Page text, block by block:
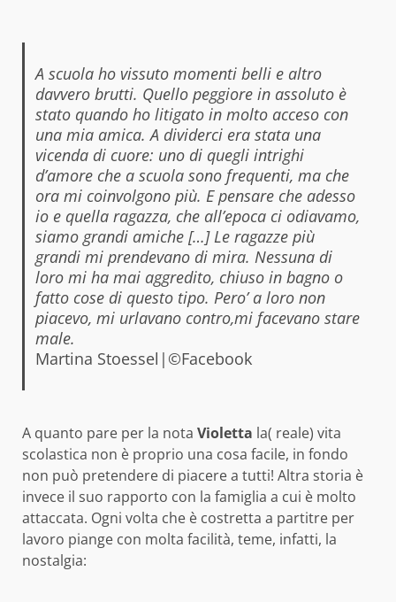
A scuola ho vissuto momenti belli e altro
davvero brutti. Quello peggiore in assoluto è
stato quando ho litigato in molto acceso con
una mia amica. A dividerci era stata una
vicenda di cuore: uno di quegli intrighi
d’amore che a scuola sono frequenti, ma che
ora mi coinvolgono più. E pensare che adesso
io e quella ragazza, che all’epoca ci odiavamo,
siamo grandi amiche […] Le ragazze più
grandi mi prendevano di mira. Nessuna di
loro mi ha mai aggredito, chiuso in bagno o
fatto cose di questo tipo. Pero’ a loro non
piacevo, mi urlavano contro,mi facevano stare
male.
Martina Stoessel|©Facebook
A quanto pare per la nota Violetta la( reale) vita
scolastica non è proprio una cosa facile, in fondo
non può pretendere di piacere a tutti! Altra storia è
invece il suo rapporto con la famiglia a cui è molto
attaccata. Ogni volta che è costretta a partitre per
lavoro piange con molta facilità, teme, infatti, la
nostalgia: